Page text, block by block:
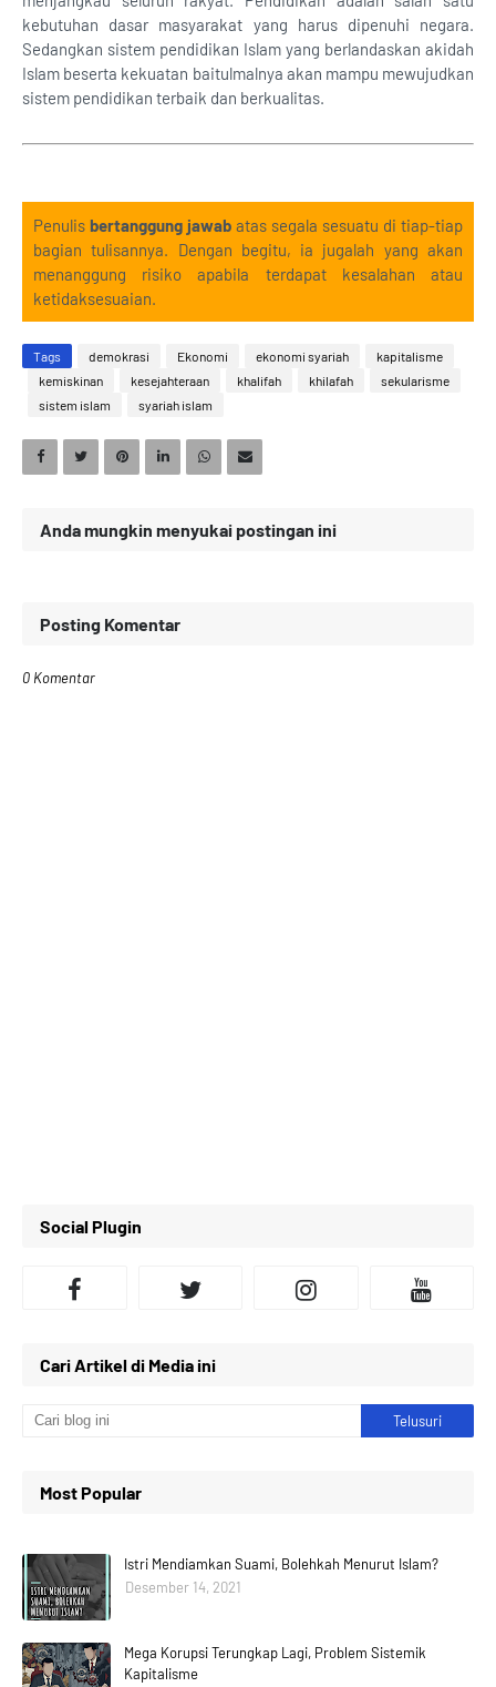
kebutuhan dasar masyarakat yang harus dipenuhi negara.
Sedangkan sistem pendidikan Islam yang berlandaskan akidah
Islam beserta kekuatan baitulmalnya akan mampu mewujudkan
sistem pendidikan terbaik dan berkualitas.
Penulis bertanggung jawab atas segala sesuatu di tiap-tiap
bagian tulisannya. Dengan begitu, ia jugalah yang akan
menanggung risiko apabila terdapat kesalahan atau
ketidaksesuaian.
Tags demokrasi Ekonomi ekonomi syariah
kapitalisme
kemiskinan
kesejahteraan khalifah khilafah
sekularisme
sistem islam
syariah islam
Anda mungkin menyukai postingan ini
Posting Komentar
0 Komentar
Social Plugin
Cari Artikel di Media ini
Most Popular
Istri Mendiamkan Suami, Bolehkah Menurut Islam?
Desember 14, 2021
Mega Korupsi Terungkap Lagi, Problem Sistemik
Kapitalisme